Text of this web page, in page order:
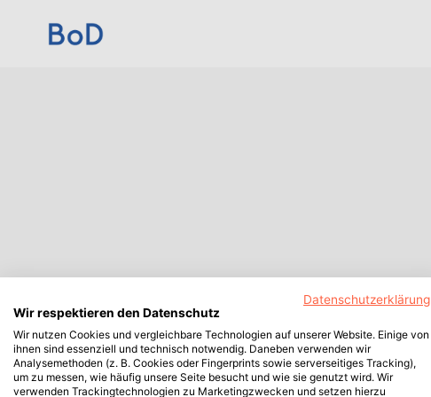
Datenschutzerklärung
Wir respektieren den Datenschutz
Wir nutzen Cookies und vergleichbare Technologien auf unserer Website. Einige von
ihnen sind essenziell und technisch notwendig. Daneben verwenden wir
Analysemethoden (z. B. Cookies oder Fingerprints sowie serverseitiges Tracking),
um zu messen, wie häufig unsere Seite besucht und wie sie genutzt wird. Wir
verwenden Trackingtechnologien zu Marketingzwecken und setzen hierzu